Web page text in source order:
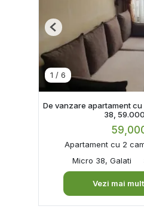
1 / 6
Previous
De vanzare apartament cu
38,
Apartament cu 2
Micro 38, Galati
Vezi mai